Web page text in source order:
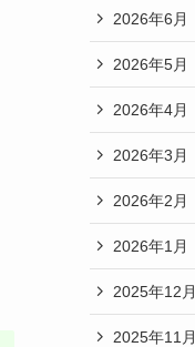
2026年6月
2026年5月
2026年4月
2026年3月
2026年2月
2026年1月
2025年12月
2025年11月